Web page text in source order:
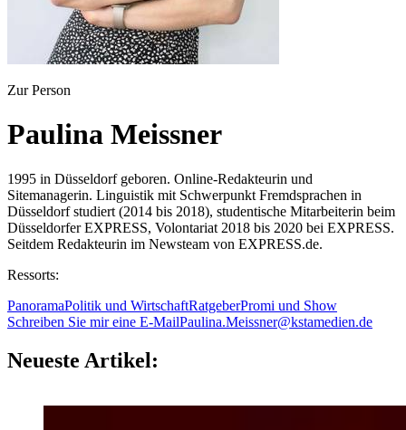
Zur Person
Paulina Meissner
1995 in Düsseldorf geboren. Online-Redakteurin und
Sitemanagerin. Linguistik mit Schwerpunkt Fremdsprachen in
Düsseldorf studiert (2014 bis 2018), studentische Mitarbeiterin beim
Düsseldorfer EXPRESS, Volontariat 2018 bis 2020 bei EXPRESS.
Seitdem Redakteurin im Newsteam von EXPRESS.de.
Ressorts:
PanoramaPolitik und WirtschaftRatgeberPromi und Show
Schreiben Sie mir eine E-MailPaulina.Meissner@kstamedien.de
Neueste Artikel: